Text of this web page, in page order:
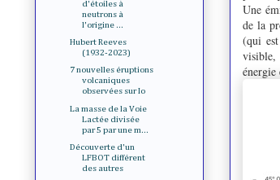
Une
de la
(qui
visible,
énergie
d'étoiles à
neutrons à
l'origine ...
Hubert Reeves
(1932-2023)
7 nouvelles éruptions
volcaniques
observées sur Io
La masse de la Voie
Lactée divisée
par 5 par une m...
Découverte d'un
LFBOT différent
des autres